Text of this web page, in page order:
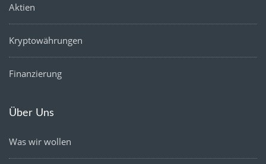
Aktien
Kryptowährungen
Finanzierung
Über Uns
Was wir wollen